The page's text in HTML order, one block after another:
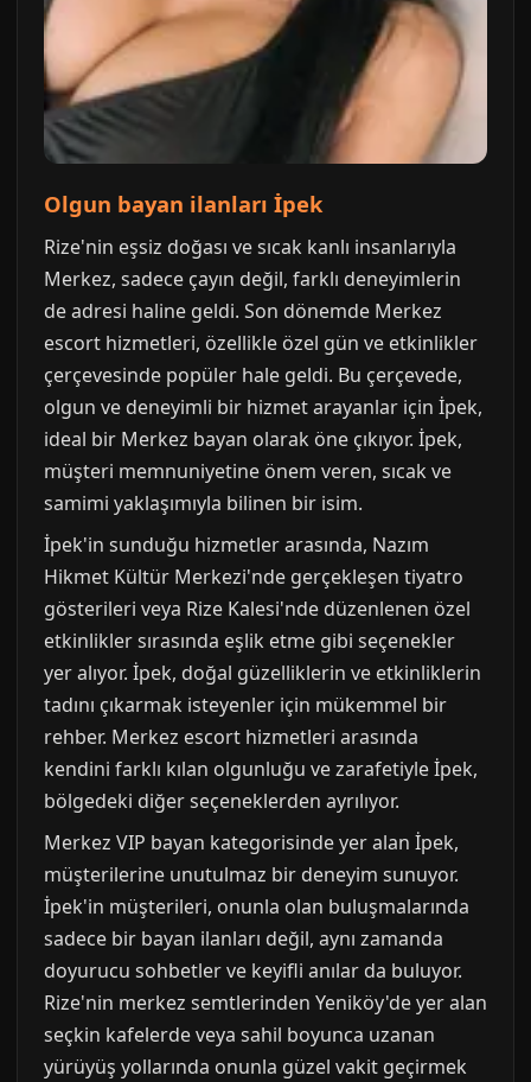
Olgun bayan ilanları İpek
Rize'nin eşsiz doğası ve sıcak kanlı insanlarıyla
Merkez, sadece çayın değil, farklı deneyimlerin
de adresi haline geldi. Son dönemde Merkez
escort hizmetleri, özellikle özel gün ve etkinlikler
çerçevesinde popüler hale geldi. Bu çerçevede,
olgun ve deneyimli bir hizmet arayanlar için İpek,
ideal bir Merkez bayan olarak öne çıkıyor. İpek,
müşteri memnuniyetine önem veren, sıcak ve
samimi yaklaşımıyla bilinen bir isim.
İpek'in sunduğu hizmetler arasında, Nazım
Hikmet Kültür Merkezi'nde gerçekleşen tiyatro
gösterileri veya Rize Kalesi'nde düzenlenen özel
etkinlikler sırasında eşlik etme gibi seçenekler
yer alıyor. İpek, doğal güzelliklerin ve etkinliklerin
tadını çıkarmak isteyenler için mükemmel bir
rehber. Merkez escort hizmetleri arasında
kendini farklı kılan olgunluğu ve zarafetiyle İpek,
bölgedeki diğer seçeneklerden ayrılıyor.
Merkez VIP bayan kategorisinde yer alan İpek,
müşterilerine unutulmaz bir deneyim sunuyor.
İpek'in müşterileri, onunla olan buluşmalarında
sadece bir bayan ilanları değil, aynı zamanda
doyurucu sohbetler ve keyifli anılar da buluyor.
Rize'nin merkez semtlerinden Yeniköy'de yer alan
seçkin kafelerde veya sahil boyunca uzanan
yürüyüş yollarında onunla güzel vakit geçirmek